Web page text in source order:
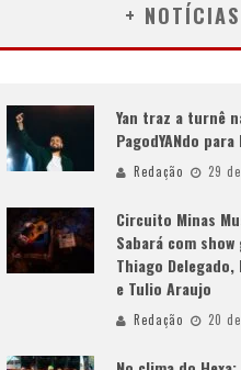
+ NOTÍCIAS
Yan traz a turnê
PagodYANdo
Redação 29
Circuito Minas
Sabará com
Thiago
e Tulio Araujo
Redação 20